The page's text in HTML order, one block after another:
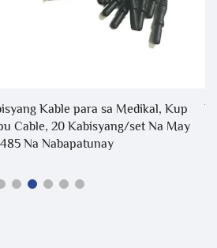
Ultraview SL 3 Lead 5 Lead
Kabila ECG Kable